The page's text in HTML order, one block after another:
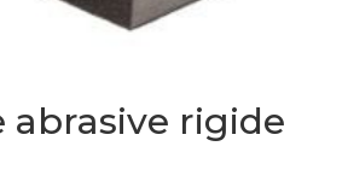
abrasive rigide